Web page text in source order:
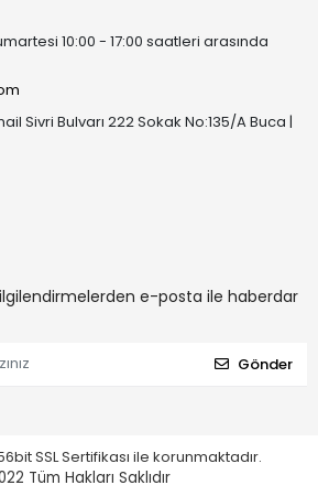
10:00 - 17:00 saatleri arasında
Sivri Bulvarı 222 Sokak No:135/A Buca |
e-posta ile haberdar
Gönder
SSL Sertifikası ile korunmaktadır.
Tüm Hakları Saklıdır